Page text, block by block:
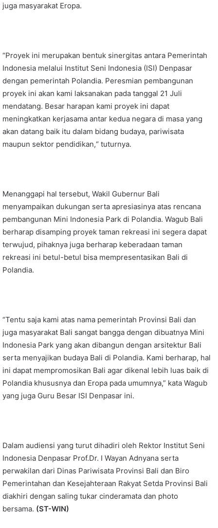
juga masyarakat Eropa.
“Proyek ini merupakan bentuk sinergitas antara Pemerintah
Indonesia melalui Institut Seni Indonesia (ISI) Denpasar
dengan pemerintah Polandia. Peresmian pembangunan
proyek ini akan kami laksanakan pada tanggal 21 Juli
mendatang. Besar harapan kami proyek ini dapat
meningkatkan kerjasama antar kedua negara di masa yang
akan datang baik itu dalam bidang budaya, pariwisata
maupun sektor pendidikan,“ tuturnya.
Menanggapi hal tersebut, Wakil Gubernur Bali
menyampaikan dukungan serta apresiasinya atas rencana
pembangunan Mini Indonesia Park di Polandia. Wagub Bali
berharap disamping proyek taman rekreasi ini segera dapat
terwujud, pihaknya juga berharap keberadaan taman
rekreasi ini betul-betul bisa mempresentasikan Bali di
Polandia.
“Tentu saja kami atas nama pemerintah Provinsi Bali dan
juga masyarakat Bali sangat bangga dengan dibuatnya Mini
Indonesia Park yang akan dibangun dengan arsitektur Bali
serta menyajikan budaya Bali di Polandia. Kami berharap, hal
ini dapat mempromosikan Bali agar dikenal lebih luas baik di
Polandia khususnya dan Eropa pada umumnya,” kata Wagub
yang juga Guru Besar ISI Denpasar ini.
Dalam audiensi yang turut dihadiri oleh Rektor Institut Seni
Indonesia Denpasar Prof.Dr. I Wayan Adnyana serta
perwakilan dari Dinas Pariwisata Provinsi Bali dan Biro
Pemerintahan dan Kesejahteraan Rakyat Setda Provinsi Bali
diakhiri dengan saling tukar cinderamata dan photo
bersama. (ST-WIN)